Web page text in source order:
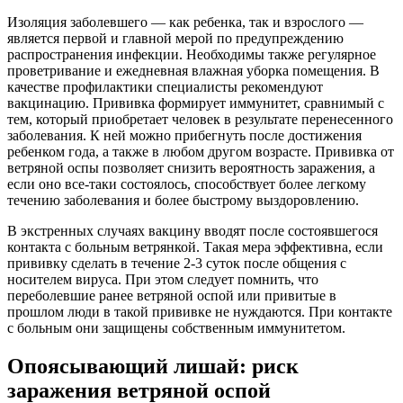
Изоляция заболевшего — как ребенка, так и взрослого —
является первой и главной мерой по предупреждению
распространения инфекции. Необходимы также регулярное
проветривание и ежедневная влажная уборка помещения. В
качестве профилактики специалисты рекомендуют
вакцинацию. Прививка формирует иммунитет, сравнимый с
тем, который приобретает человек в результате перенесенного
заболевания. К ней можно прибегнуть после достижения
ребенком года, а также в любом другом возрасте. Прививка от
ветряной оспы позволяет снизить вероятность заражения, а
если оно все-таки состоялось, способствует более легкому
течению заболевания и более быстрому выздоровлению.
В экстренных случаях вакцину вводят после состоявшегося
контакта с больным ветрянкой. Такая мера эффективна, если
прививку сделать в течение 2-3 суток после общения с
носителем вируса. При этом следует помнить, что
переболевшие ранее ветряной оспой или привитые в
прошлом люди в такой прививке не нуждаются. При контакте
с больным они защищены собственным иммунитетом.
Опоясывающий лишай: риск
заражения ветряной оспой